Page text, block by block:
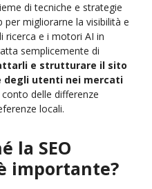
di tecniche e strategie
migliorarne la visibilità e
ricerca e i motori AI in
semplicemente di
e strutturare il sito
degli utenti nei mercati
delle differenze
locali.
la SEO
importante?